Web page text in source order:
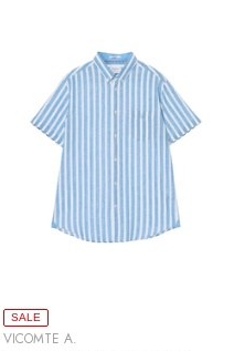
SALE
VICOMTE A.